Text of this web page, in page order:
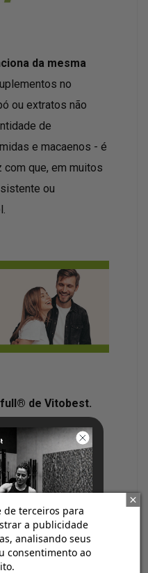
da mesma
no
ou extratos não
de
e macaenos - é
que, em muitos
ou
de Vitobest.
extrato de
macamidas e
uma
de princípio
definidos
a sua validação
de terceiros para
a publicidade
analisando seus
consentimento ao